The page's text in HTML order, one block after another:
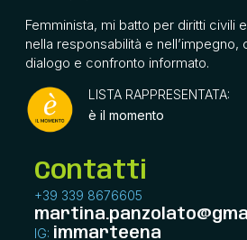
Femminista, mi batto per diritti civili
nella responsabilità e
dialogo e confronto informato.
LISTA RAPPRESENTATA:
è il momento
Contatti
+39 339 8676605
IG: immarteena